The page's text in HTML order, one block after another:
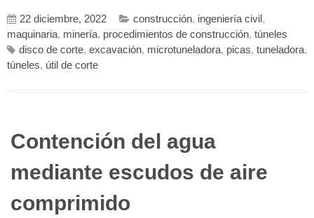
22 diciembre, 2022 construcción, ingeniería civil ,
maquinaria, minería, procedimientos de construcción, túneles
disco de corte, excavación, microtuneladora, picas, tuneladora,
túneles, útil de corte
Contención del agua
mediante escudos de aire
comprimido